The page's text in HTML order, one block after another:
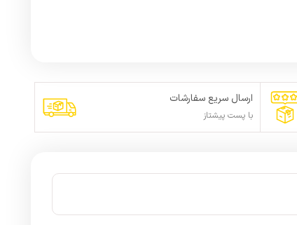
ارسال سریع سفارشات
با پست پیشتاز